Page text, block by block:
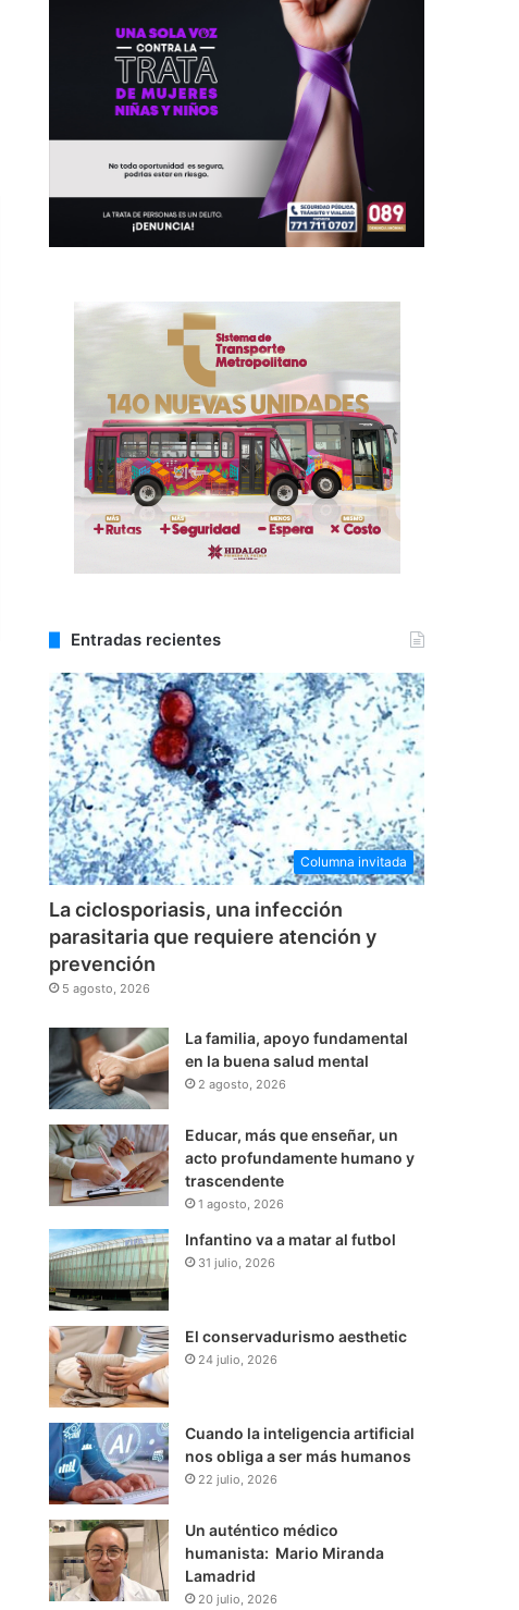
Entradas recientes
Columna invitada
La ciclosporiasis, una infección
parasitaria que requiere atención y
prevención
5 agosto, 2026
La familia, apoyo fundamental
en la buena salud mental
2 agosto, 2026
Educar, más que enseñar, un
acto profundamente humano y
trascendente
1 agosto, 2026
Infantino va a matar al futbol
31 julio, 2026
El conservadurismo aesthetic
24 julio, 2026
Cuando la inteligencia artificial
nos obliga a ser más humanos
22 julio, 2026
Un auténtico médico
humanista: Mario Miranda
Lamadrid
20 julio, 2026